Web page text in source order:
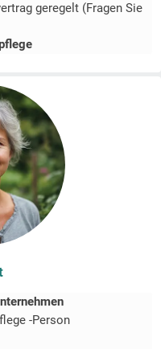
geregelt (Fragen Sie
-Person